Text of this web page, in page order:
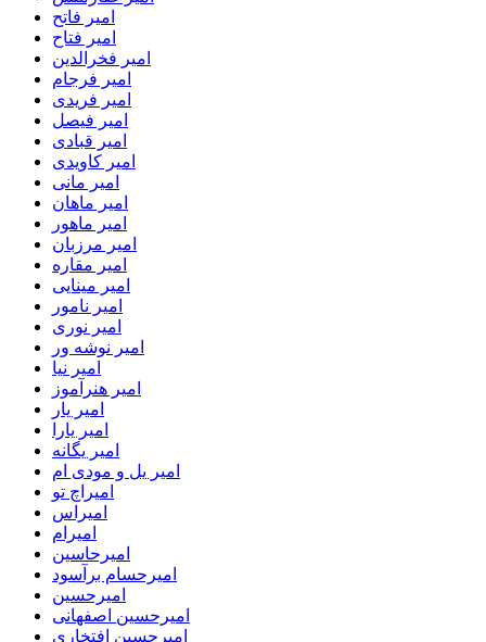
امیر فاتح
امیر فتاح
امیر فخرالدین
امیر فرجام
امیر فریدی
امیر فیصل
امیر قبادی
امیر کاویدی
امیر مانی
امیر ماهان
امیر ماهور
امیر مرزبان
امیر مقاره
امیر مینایی
امیر نامور
امیر نوری
امیر نوشه ور
امیر نیا
امیر هنرآموز
امیر یار
امیر یارا
امیر یگانه
امیر یل و مودی ام
امیراچ تو
امیراس
امیرام
امیرحاسین
امیرحسام برآسود
امیرحسین
امیرحسین اصفهانی
امیرحسین افتخاری